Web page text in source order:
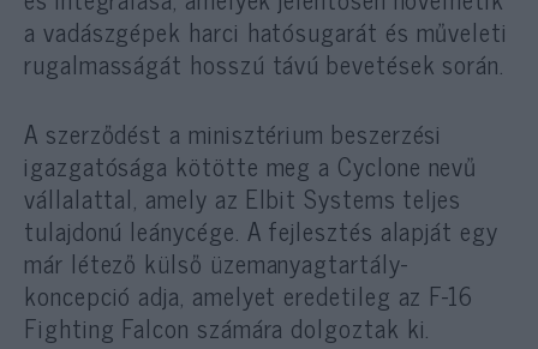
a vadászgépek harci hatósugarát és műveleti
rugalmasságát hosszú távú bevetések során.
A szerződést a minisztérium beszerzési
igazgatósága kötötte meg a Cyclone nevű
vállalattal, amely az Elbit Systems teljes
tulajdonú leánycége. A fejlesztés alapját egy
már létező külső üzemanyagtartály-
koncepció adja, amelyet eredetileg az F-16
Fighting Falcon számára dolgoztak ki.